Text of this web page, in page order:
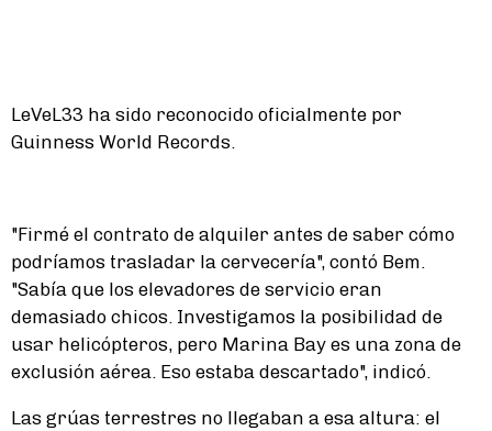
LeVeL33 ha sido reconocido oficialmente por
Guinness World Records.
"Firmé el contrato de alquiler antes de saber cómo
podríamos trasladar la cervecería", contó Bem.
"Sabía que los elevadores de servicio eran
demasiado chicos. Investigamos la posibilidad de
usar helicópteros, pero Marina Bay es una zona de
exclusión aérea. Eso estaba descartado", indicó.
Las grúas terrestres no llegaban a esa altura: el